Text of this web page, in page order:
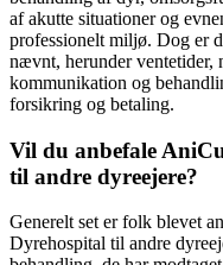
af akutte situationer og
professionelt miljø. Dog er
nævnt, herunder ventetider,
kommunikation og
forsikring og betaling.
Vil du anbefale
til andre dyreejere?
Generelt set er folk blevet
Dyrehospital til andre